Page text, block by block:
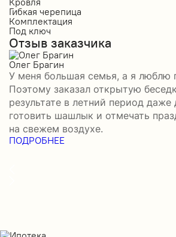
Гибкая черепица
Комплектация
Под ключ
Отзыв заказчика
Олег Брагин
У меня большая семья, а я люблю
Поэтому заказал открытую
результате в летний период
готовить шашлык и отмечать
на свежем воздухе.
ПОДРОБНЕЕ